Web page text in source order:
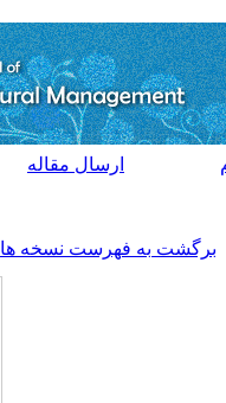
ارسال مقاله
برگشت به فهرست نسخه ها